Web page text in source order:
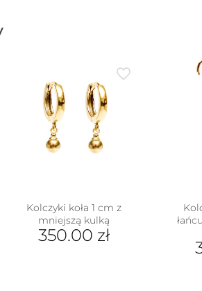
Kolczyki koła 1 cm z
mniejszą kulką
350.00 zł